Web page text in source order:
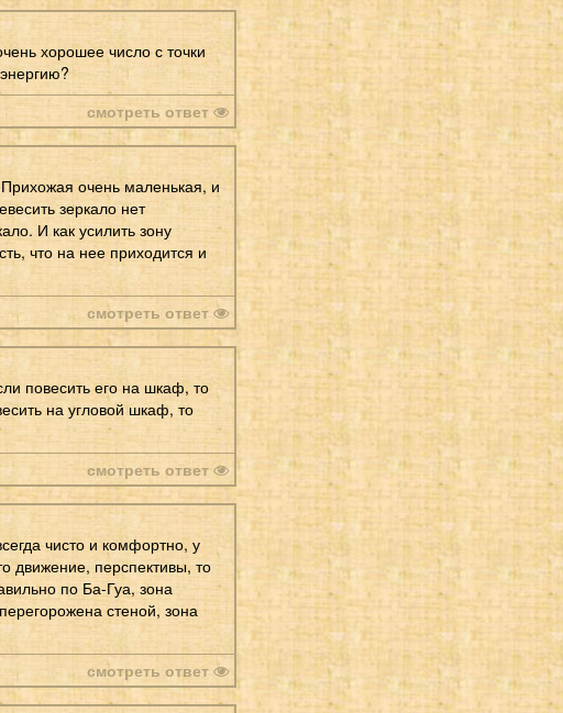
хорошее число с точки
смотреть ответ
очень маленькая, и
зеркало нет
И как усилить зону
что на нее приходится и
смотреть ответ
повесить его на шкаф, то
на угловой шкаф, то
смотреть ответ
чисто и комфортно, у
движение, перспективы, то
по Ба-Гуа, зона
стеной, зона
смотреть ответ